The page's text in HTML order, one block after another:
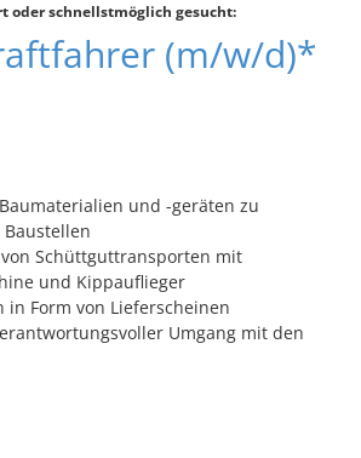
oder schnellstmöglich gesucht:
(m/w/d)*
und -geräten zu
Schüttguttransporten mit
und Kippauflieger
in Form von Lieferscheinen
Umgang mit den